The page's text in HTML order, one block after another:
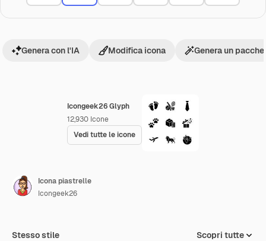
Icongeek26 Glyph
12,930 Icone
Vedi tutte le icone
Genera con l'IA Modifica icona Genera un
Icona piastrelle
Icongeek26
Stesso stile Scopri tutte